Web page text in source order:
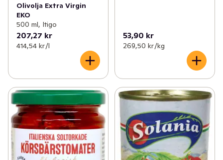
Olivolja Extra Virgin
EKO
500 ml, Itigo
207,27 kr
414,54 kr /l
53,90 kr
269,50 kr /kg